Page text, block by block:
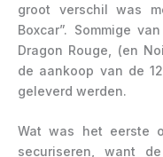
groot verschil was
Boxcar”. Sommige
Dragon Rouge, (en
de aankoop van de
geleverd werden.
Wat was het eerste
securiseren, want